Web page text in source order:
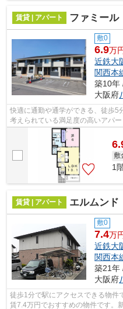
賃貸 | アパート ファミー
敷0
6.9万
近鉄大
関西本
築10年
大阪府
快適に通勤や通学ができる、徒歩5
考えられている満足度の高いアパ
のお部屋です。恩智駅周辺への引っ
敷
1
賃貸 | アパート エルムンド
敷0
7.4万
近鉄大
関西本
築21年
大阪府
徒歩1分で駅にアクセスできる物件
賃7.4万円でおすすめの物件です。